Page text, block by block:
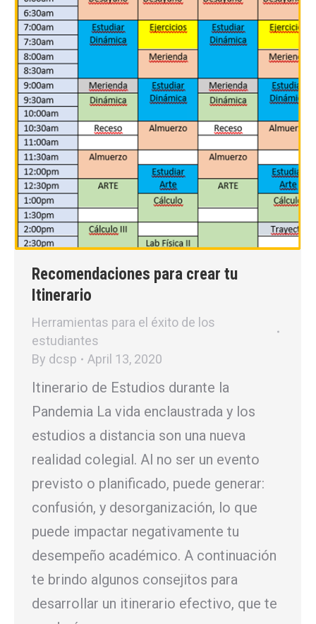
Recomendaciones para crear tu
Itinerario
Herramientas para el éxito de los
estudiantes
By dcsp April 13, 2020
Itinerario de Estudios durante la
Pandemia La vida enclaustrada y los
estudios a distancia son una nueva
realidad colegial. Al no ser un evento
previsto o planificado, puede generar:
confusión, y desorganización, lo que
puede impactar negativamente tu
desempeño académico. A continuación
te brindo algunos consejitos para
desarrollar un itinerario efectivo, que te